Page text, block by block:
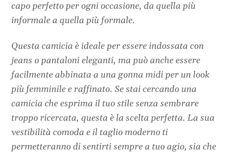
capo perfetto per ogni occasione, da quella più
informale a quella più formale.
Questa camicia è ideale per essere indossata con
jeans o pantaloni eleganti, ma può anche essere
facilmente abbinata a una gonna midi per un look
più femminile e raffinato. Se stai cercando una
camicia che esprima il tuo stile senza sembrare
troppo ricercata, questa è la scelta perfetta. La sua
vestibilità comoda e il taglio moderno ti
permetteranno di sentirti sempre a tuo agio, sia che